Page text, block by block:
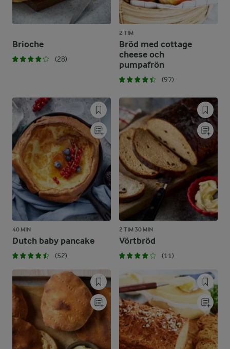
Brioche
(28)
2 TIM
Bröd med cottage
cheese och
pumpafrön
(97)
40 MIN
Dutch baby pancake
(52)
2 TIM 30 MIN
Vörtbröd
(11)